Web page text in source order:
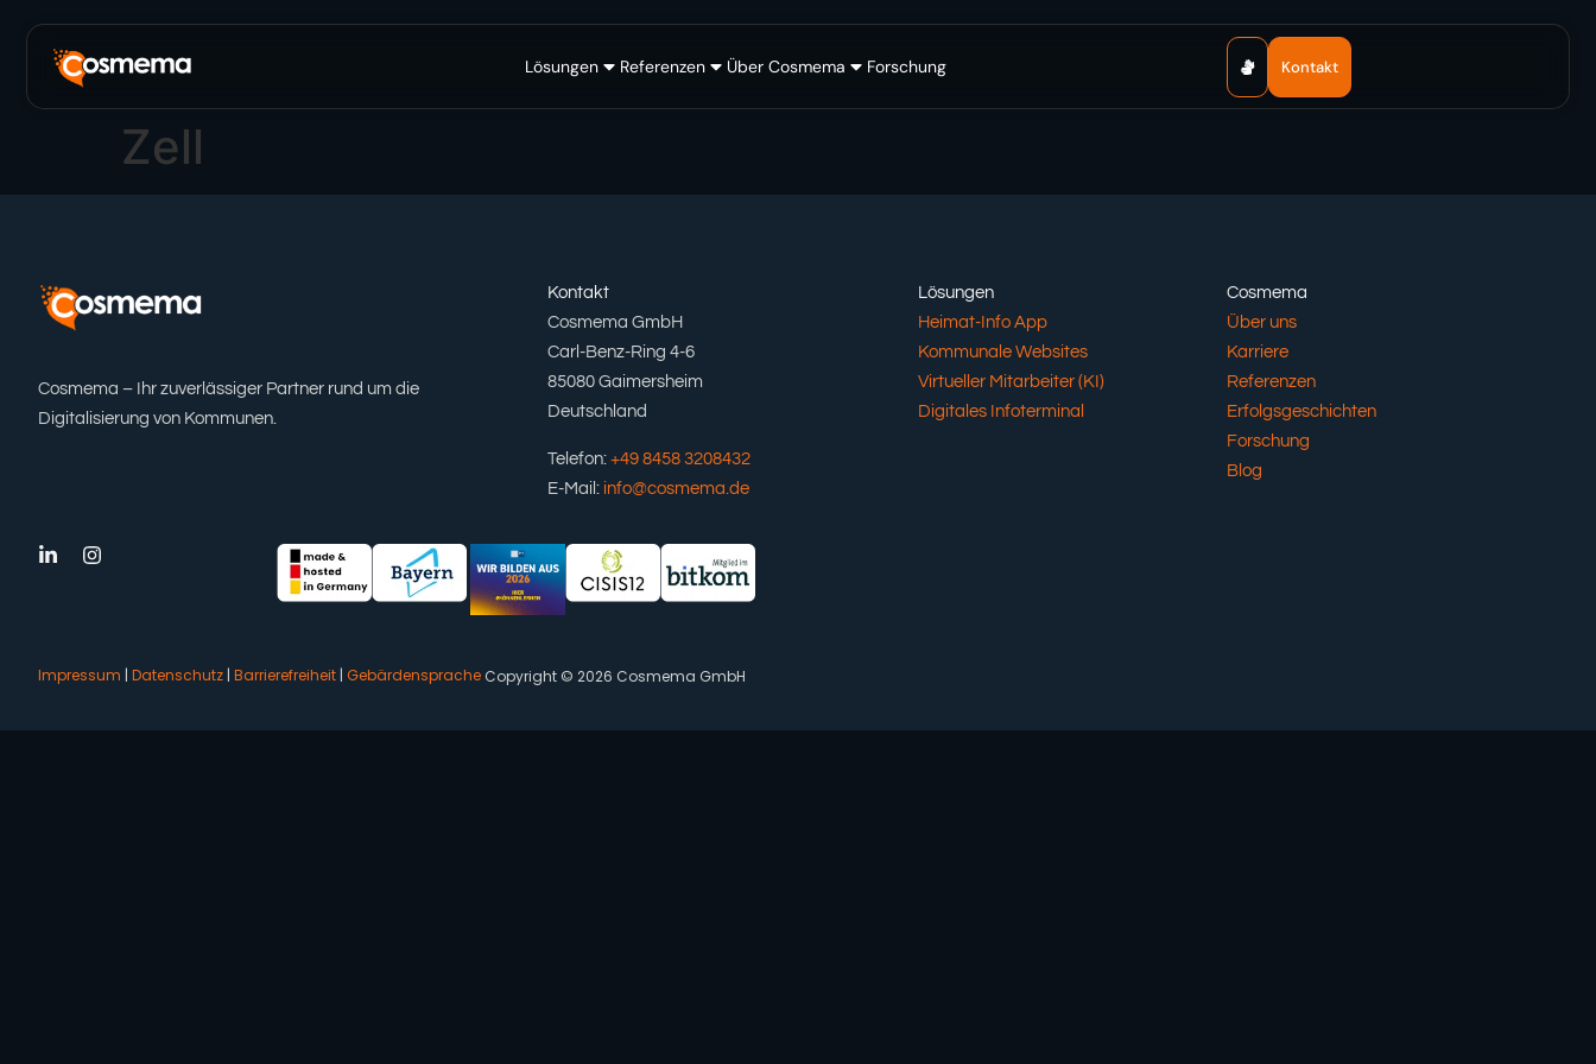
springen
Lösungen Referenzen Über Cosmema Forschung Kontakt
Zell
Cosmema – Ihr zuverlässiger Partner rund um die
Digitalisierung von Kommunen.
Kontakt
Cosmema GmbH
Carl-Benz-Ring 4-6
85080 Gaimersheim
Deutschland
Telefon: +49 8458 3208432
E-Mail: info@cosmema.de
Lösungen
Heimat-Info App
Kommunale Websites
Virtueller Mitarbeiter (KI)
Digitales Infoterminal
Cosmema
Über uns
Karriere
Referenzen
Erfolgsgeschichten
Forschung
Blog
Impressum | Datenschutz | Barrierefreiheit | Gebärdensprache Copyright © 2026 Cosmema GmbH